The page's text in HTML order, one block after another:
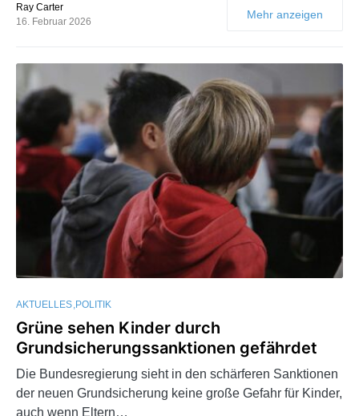
Ray Carter
16. Februar 2026
Mehr anzeigen
AKTUELLES POLITIK
Grüne sehen Kinder durch
Grundsicherungssanktionen gefährdet
Die Bundesregierung sieht in den schärferen Sanktionen
der neuen Grundsicherung keine große Gefahr für Kinder,
auch wenn Eltern…